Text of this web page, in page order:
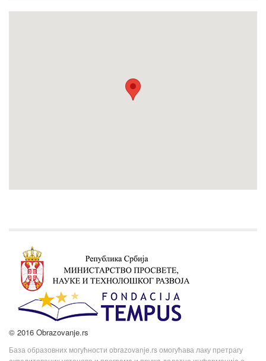
© 2016 Obrazovanje.rs
База образовних могућности obrazovanje.rs омогућава лаку претрагу